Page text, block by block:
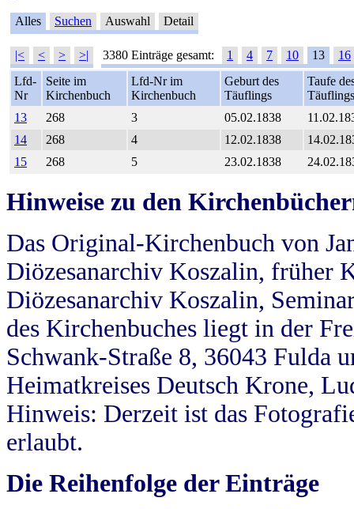
Alles Suchen Auswahl Detail
|< < > >| 3380 Einträge gesamt: 1 4 7 10 13
16
Lfd-
Nr
Seite im
Kirchenbuch
Lfd-Nr im
Kirchenbuch
Geburt des
Täuflings
Taufe
Täuflings
13
268 3 05.02.1838
14
268 4 12.02.1838
15
268 5 23.02.1838
Hinweise zu den
Das Original-Kirchenbuch von
Diözesanarchiv Koszalin, früher
Diözesanarchiv Koszalin,
des Kirchenbuches liegt in der
Schwank-Straße 8, 36043 Fulda
Heimatkreises Deutsch Krone,
Hinweis: Derzeit ist das
erlaubt.
Die Reihenfolge der Einträge